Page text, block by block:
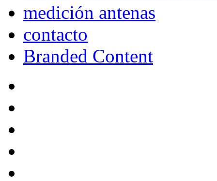
medición antenas
contacto
Branded Content